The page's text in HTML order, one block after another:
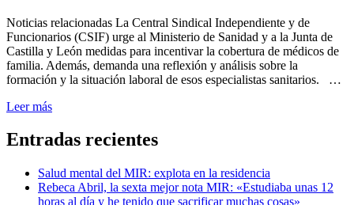
porExamen MIR
Noticias relacionadas La Central Sindical Independiente y de
Funcionarios (CSIF) urge al Ministerio de Sanidad y a la Junta de
Castilla y León medidas para incentivar la cobertura de médicos de
familia. Además, demanda una reflexión y análisis sobre la
formación y la situación laboral de esos especialistas sanitarios. …
Leer más
Entradas recientes
Salud mental del MIR: explota en la residencia
Rebeca Abril, la sexta mejor nota MIR: «Estudiaba unas 12
horas al día y he tenido que sacrificar muchas cosas»